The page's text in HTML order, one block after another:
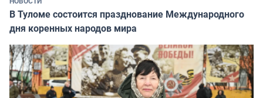
В Туломе состоится празднование Международного
дня коренных народов мира